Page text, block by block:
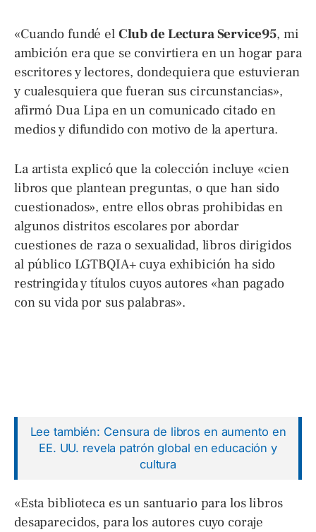
«Cuando fundé el Club de Lectura Service95, mi
ambición era que se convirtiera en un hogar para
escritores y lectores, dondequiera que estuvieran
y cualesquiera que fueran sus circunstancias»,
afirmó Dua Lipa en un comunicado citado en
medios y difundido con motivo de la apertura.
La artista explicó que la colección incluye «cien
libros que plantean preguntas, o que han sido
cuestionados», entre ellos obras prohibidas en
algunos distritos escolares por abordar
cuestiones de raza o sexualidad, libros dirigidos
al público LGTBQIA+ cuya exhibición ha sido
restringida y títulos cuyos autores «han pagado
con su vida por sus palabras».
Lee también: Censura de libros en aumento en
EE. UU. revela patrón global en educación y
cultura
«Esta biblioteca es un santuario para los libros
desaparecidos, para los autores cuyo coraje